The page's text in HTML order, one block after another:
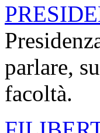
parlare,
facoltà.